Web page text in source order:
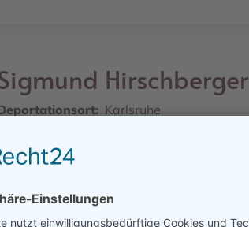
Hirschberger
Karlsruhe
Schicksal